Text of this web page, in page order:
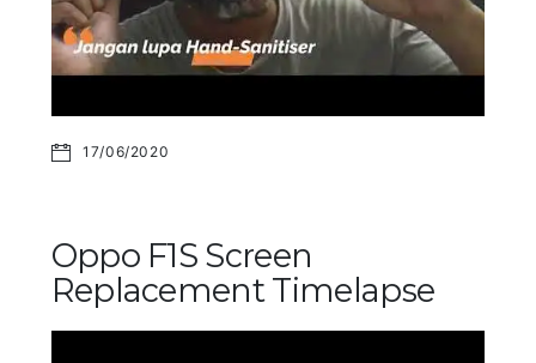
17/06/2020
Oppo F1S Screen
Replacement Timelapse